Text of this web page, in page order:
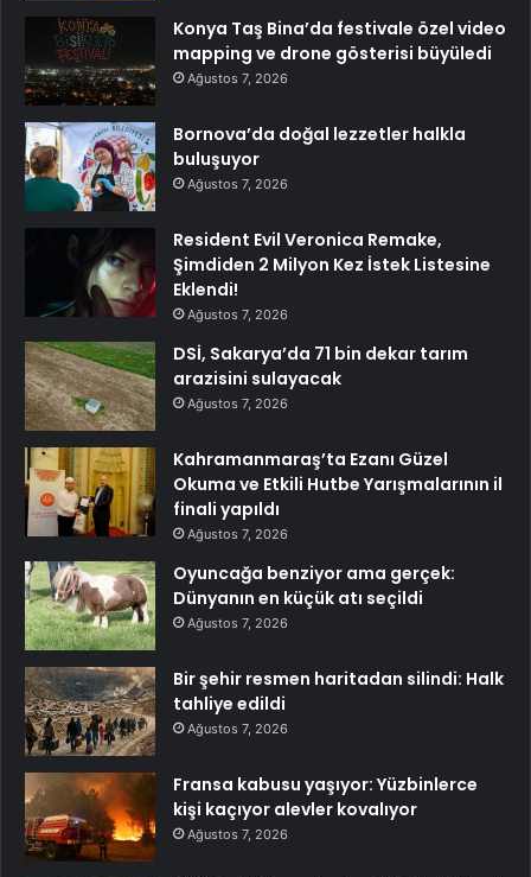
Konya Taş Bina’da festivale özel video
mapping ve drone gösterisi büyüledi
Ağustos 7, 2026
Bornova’da doğal lezzetler halkla
buluşuyor
Ağustos 7, 2026
Resident Evil Veronica Remake,
Şimdiden 2 Milyon Kez İstek Listesine
Eklendi!
Ağustos 7, 2026
DSİ, Sakarya’da 71 bin dekar tarım
arazisini sulayacak
Ağustos 7, 2026
Kahramanmaraş’ta Ezanı Güzel
Okuma ve Etkili Hutbe Yarışmalarının il
finali yapıldı
Ağustos 7, 2026
Oyuncağa benziyor ama gerçek:
Dünyanın en küçük atı seçildi
Ağustos 7, 2026
Bir şehir resmen haritadan silindi: Halk
tahliye edildi
Ağustos 7, 2026
Fransa kabusu yaşıyor: Yüzbinlerce
kişi kaçıyor alevler kovalıyor
Ağustos 7, 2026